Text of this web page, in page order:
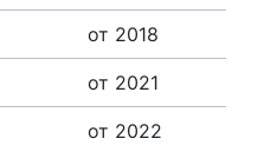
от 2018
от 2021
от 2022